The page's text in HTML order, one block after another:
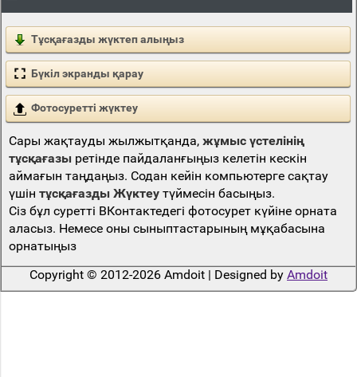
Тұсқағазды жүктеп алыңыз
Бүкіл экранды қарау
Фотосуретті жүктеу
Сары жақтауды жылжытқанда, жұмыс үстелінің
тұсқағазыретінде пайдаланғыңыз келетін кескін
аймағын таңдаңыз. Содан кейін компьютерге сақтау
үшін тұсқағазды Жүктеутүймесін басыңыз.
Сіз бұл суретті ВКонтактедегі фотосурет күйіне орната
аласыз. Немесе оны сыныптастарының мұқабасына
орнатыңыз
Copyright © 2012-2026 Amdoit | Designed by Amdoit